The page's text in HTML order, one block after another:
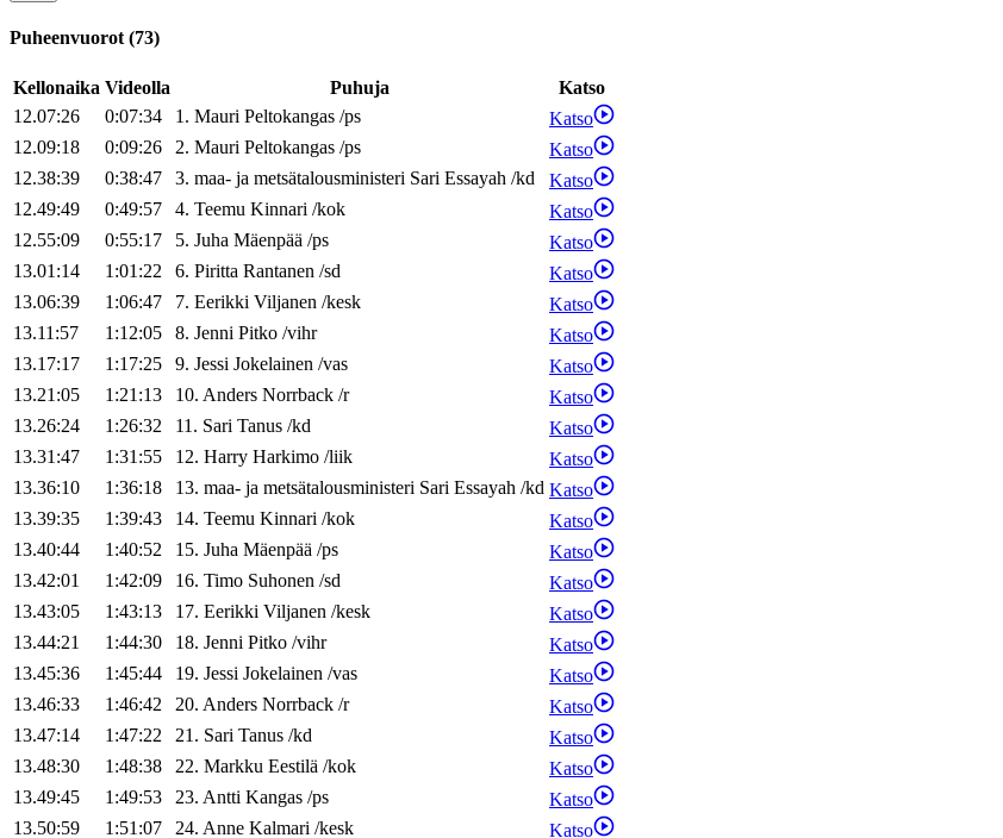
Puheenvuorot (73)
Kellonaika Videolla Puhuja
Katso
12.07:26
0:07:34 1. Mauri Peltokangas /ps
Katso
12.09:18
0:09:26 2. Mauri Peltokangas /ps
Katso
12.38:39
0:38:47 3. maa- ja metsätalousministeri Sari Essayah /kd
Katso
12.49:49
0:49:57 4. Teemu Kinnari /kok
Katso
12.55:09
0:55:17 5. Juha Mäenpää /ps
Katso
13.01:14
1:01:22 6. Piritta Rantanen /sd
Katso
13.06:39
1:06:47 7. Eerikki Viljanen /kesk
Katso
13.11:57
1:12:05 8. Jenni Pitko /vihr
Katso
13.17:17
1:17:25 9. Jessi Jokelainen /vas
Katso
13.21:05
1:21:13 10. Anders Norrback /r
Katso
13.26:24
1:26:32 11. Sari Tanus /kd
Katso
13.31:47
1:31:55 12. Harry Harkimo /liik
Katso
13.36:10
1:36:18 13. maa- ja metsätalousministeri Sari Essayah /kd Katso
13.39:35
1:39:43 14. Teemu Kinnari /kok
Katso
13.40:44
1:40:52 15. Juha Mäenpää /ps
Katso
13.42:01
1:42:09 16. Timo Suhonen /sd
Katso
13.43:05
1:43:13 17. Eerikki Viljanen /kesk
Katso
13.44:21
1:44:30 18. Jenni Pitko /vihr
Katso
13.45:36
1:45:44 19. Jessi Jokelainen /vas
Katso
13.46:33
1:46:42 20. Anders Norrback /r
Katso
13.47:14
1:47:22 21. Sari Tanus /kd
Katso
13.48:30
1:48:38 22. Markku Eestilä /kok
Katso
13.49:45
1:49:53 23. Antti Kangas /ps
Katso
13.50:59
1:51:07 24. Anne Kalmari /kesk
Katso